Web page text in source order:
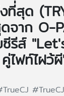
ที่สุด
จาก O-
ซีรีส์
ไฟท์ไฝว้